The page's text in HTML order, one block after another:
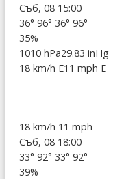
Съб, 08 15:00
36° 96° 36° 96°
35%
1010 hPa29.83 inHg
18 km/h E11 mph E
18 km/h 11 mph
Съб, 08 18:00
33° 92° 33° 92°
39%